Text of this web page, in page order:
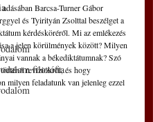
filozófia
Barcsa-Turner Gábor
és Tyirityán Zsolttal beszélget a
kérdésköréről. Mi az emlékezés
a jelen körülmények között? Milyen
vannak a békediktátumnak? Szó
revíziókról, és hogy
milyen feladatunk van jelenleg ezzel